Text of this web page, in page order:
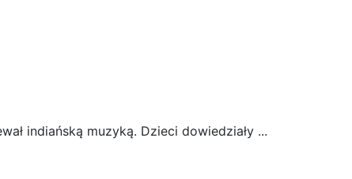
indiańską muzyką. Dzieci dowiedziały ...